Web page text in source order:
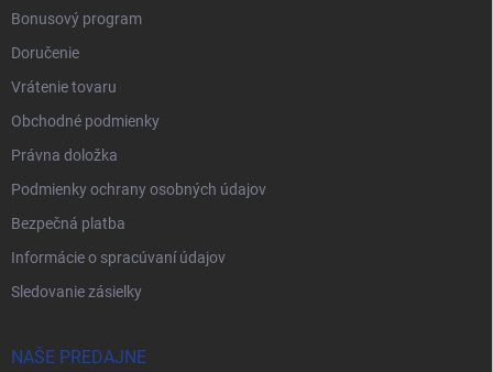
Bonusový program
Doručenie
Vrátenie tovaru
Obchodné podmienky
Právna doložka
Podmienky ochrany osobných údajov
Bezpečná platba
Informácie o spracúvaní údajov
Sledovanie zásielky
NAŠE PREDAJNE